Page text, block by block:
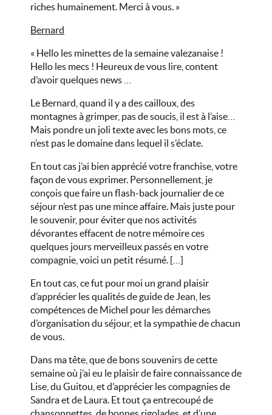
riches humainement. Merci à vous. »
Bernard
« Hello les minettes de la semaine valezanaise !
Hello les mecs ! Heureux de vous lire, content
d’avoir quelques news …
Le Bernard, quand il y a des cailloux, des
montagnes à grimper, pas de soucis, il est à l’aise…
Mais pondre un joli texte avec les bons mots, ce
n’est pas le domaine dans lequel il s’éclate.
En tout cas j’ai bien apprécié votre franchise, votre
façon de vous exprimer. Personnellement, je
conçois que faire un flash-back journalier de ce
séjour n’est pas une mince affaire. Mais juste pour
le souvenir, pour éviter que nos activités
dévorantes effacent de notre mémoire ces
quelques jours merveilleux passés en votre
compagnie, voici un petit résumé. […]
En tout cas, ce fut pour moi un grand plaisir
d’apprécier les qualités de guide de Jean, les
compétences de Michel pour les démarches
d’organisation du séjour, et la sympathie de chacun
de vous.
Dans ma tête, que de bons souvenirs de cette
semaine où j’ai eu le plaisir de faire connaissance de
Lise, du Guitou, et d’apprécier les compagnies de
Sandra et de Laura. Et tout ça entrecoupé de